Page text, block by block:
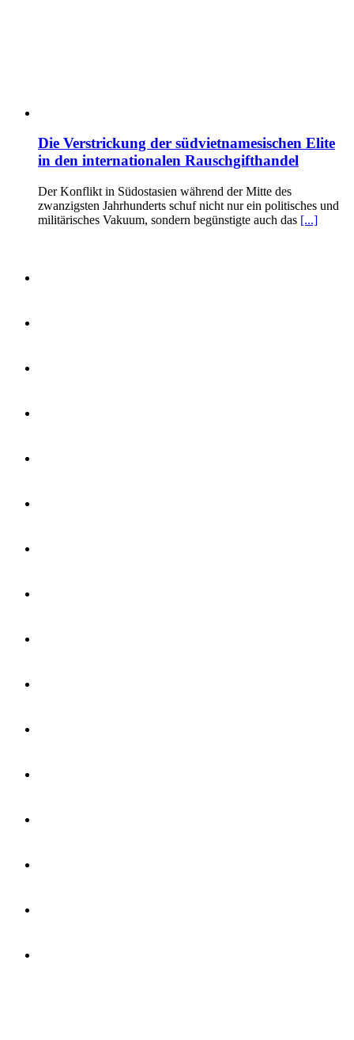
Die Verstrickung der südvietnamesischen Elite
in den internationalen Rauschgifthandel
Der Konflikt in Südostasien während der Mitte des
zwanzigsten Jahrhunderts schuf nicht nur ein politisches und
militärisches Vakuum, sondern begünstigte auch das [...]